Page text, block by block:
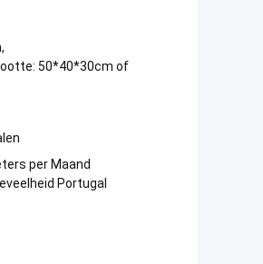
50*40*30cm of
per Maand
Portugal